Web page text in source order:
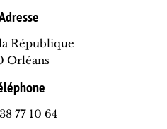
République
Orléans
77 10 64